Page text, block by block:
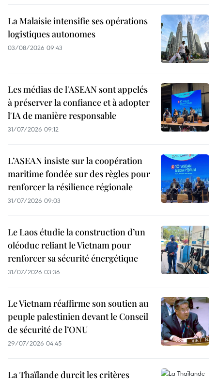
La Malaisie intensifie ses opérations
logistiques autonomes
03/08/2026 09:43
Les médias de l'ASEAN sont appelés
à préserver la confiance et à adopter
l'IA de manière responsable
31/07/2026 09:12
L’ASEAN insiste sur la coopération
maritime fondée sur des règles pour
renforcer la résilience régionale
31/07/2026 09:03
Le Laos étudie la construction d’un
oléoduc reliant le Vietnam pour
renforcer sa sécurité énergétique
31/07/2026 03:36
Le Vietnam réaffirme son soutien au
peuple palestinien devant le Conseil
de sécurité de l’ONU
29/07/2026 04:45
La Thaïlande durcit les critères